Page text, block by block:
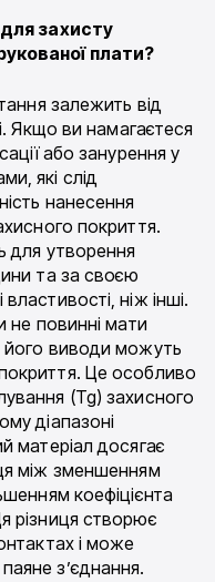
захисту
плати?
залежить від
Якщо ви намагаєтеся
або занурення у
які слід
нанесення
покриття.
для утворення
та за своєю
ніж інші.
не повинні мати
виводи можуть
Це особливо
(Tg) захисного
діапазоні
матеріал досягає
між зменшенням
коефіцієнта
різниця створює
і може
з’єднання.